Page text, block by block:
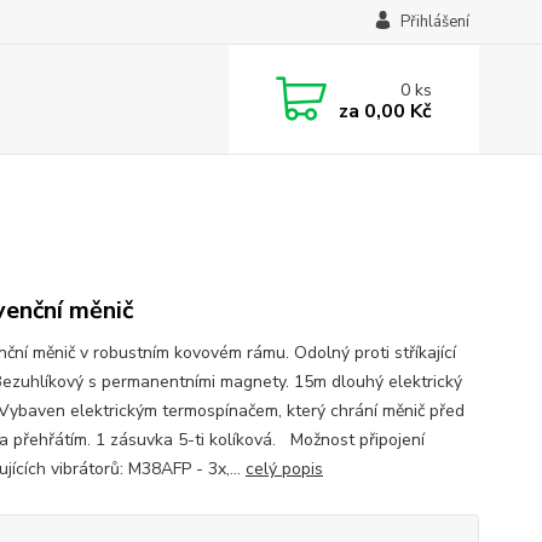
Přihlášení
0ks
za 0,00 Kč
měnič
měnič v robustním kovovém rámu. Odolný proti stříkající
s permanentními magnety. 15m dlouhý elektrický
elektrickým termospínačem, který chrání měnič před
přehřátím. 1 zásuvka 5-ti kolíková. Možnost připojení
vibrátorů: M38AFP - 3x,... celý popis